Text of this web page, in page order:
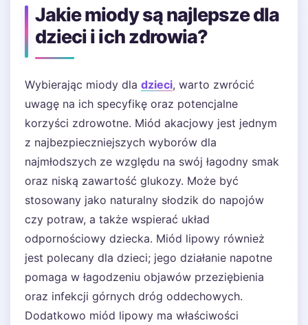
Jakie miody są najlepsze dla
dzieci i ich zdrowia?
Wybierając miody dla dzieci, warto zwrócić
uwagę na ich specyfikę oraz potencjalne
korzyści zdrowotne. Miód akacjowy jest jednym
z najbezpieczniejszych wyborów dla
najmłodszych ze względu na swój łagodny smak
oraz niską zawartość glukozy. Może być
stosowany jako naturalny słodzik do napojów
czy potraw, a także wspierać układ
odpornościowy dziecka. Miód lipowy również
jest polecany dla dzieci; jego działanie napotne
pomaga w łagodzeniu objawów przeziębienia
oraz infekcji górnych dróg oddechowych.
Dodatkowo miód lipowy ma właściwości